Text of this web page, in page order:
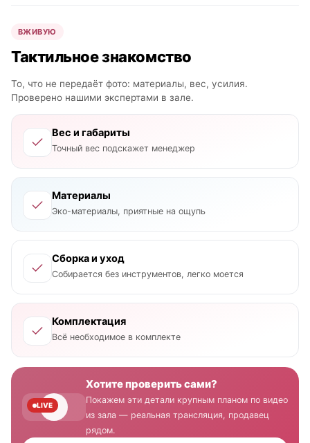
ВЖИВУЮ
Тактильное знакомство
То, что не передаёт фото: материалы, вес, усилия.
Проверено нашими экспертами в зале.
Вес и габариты
Точный вес подскажет менеджер
Материалы
Эко-материалы, приятные на ощупь
Сборка и уход
Собирается без инструментов, легко моется
Комплектация
Всё необходимое в комплекте
LIVE
Хотите проверить сами?
Покажем эти детали крупным планом по видео
из зала — реальная трансляция, продавец
рядом.